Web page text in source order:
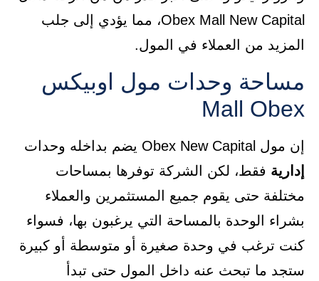
Obex Mall New Capital، مما يؤدي إلى جلب
المزيد من العملاء في المول.
مساحة وحدات مول اوبيكس
Mall Obex
إن مول Obex New Capital يضم بداخله وحدات
إدارية فقط، لكن الشركة توفرها بمساحات
مختلفة حتى يقوم جميع المستثمرين والعملاء
بشراء الوحدة بالمساحة التي يرغبون بها، فسواء
كنت ترغب في وحدة صغيرة أو متوسطة أو كبيرة
ستجد ما تبحث عنه داخل المول حتى تبدأ